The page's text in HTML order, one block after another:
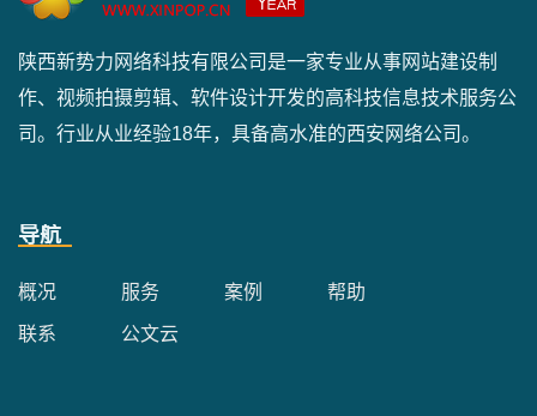
陕西新势力网络科技有限公司是一家专业从事网站建设制
作、视频拍摄剪辑、软件设计开发的高科技信息技术服务公
司。行业从业经验18年，具备高水准的西安网络公司。
导航
概况 服务 案例 帮助
联系 公文云